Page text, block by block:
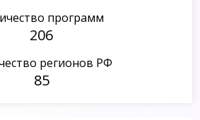
программ
206
регионов РФ
85